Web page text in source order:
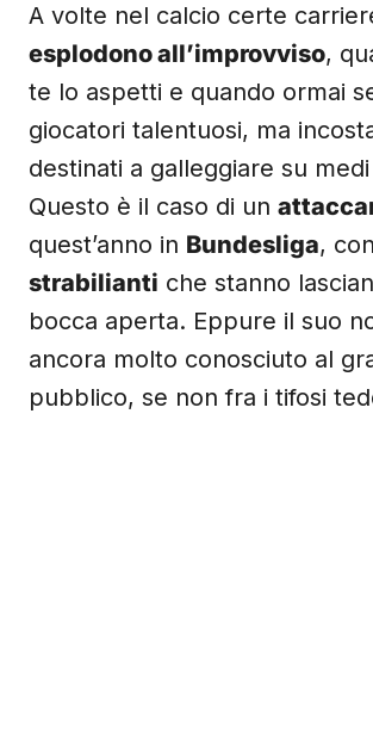
A volte nel calcio certe
esplodono all’improvviso,
te lo aspetti e quando ormai
giocatori talentuosi, ma
destinati a galleggiare su
Questo è il caso di un
quest’anno in Bundesliga, con
strabilianti che stanno
bocca aperta. Eppure il suo
ancora molto conosciuto al
pubblico, se non fra i tifosi